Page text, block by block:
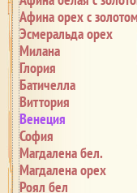
Афина орех с
Эсмеральда орех
Милана
Глория
Батичелла
Виттория
Венеция
София
Магдалена бел.
Магдалена орех
Роял бел